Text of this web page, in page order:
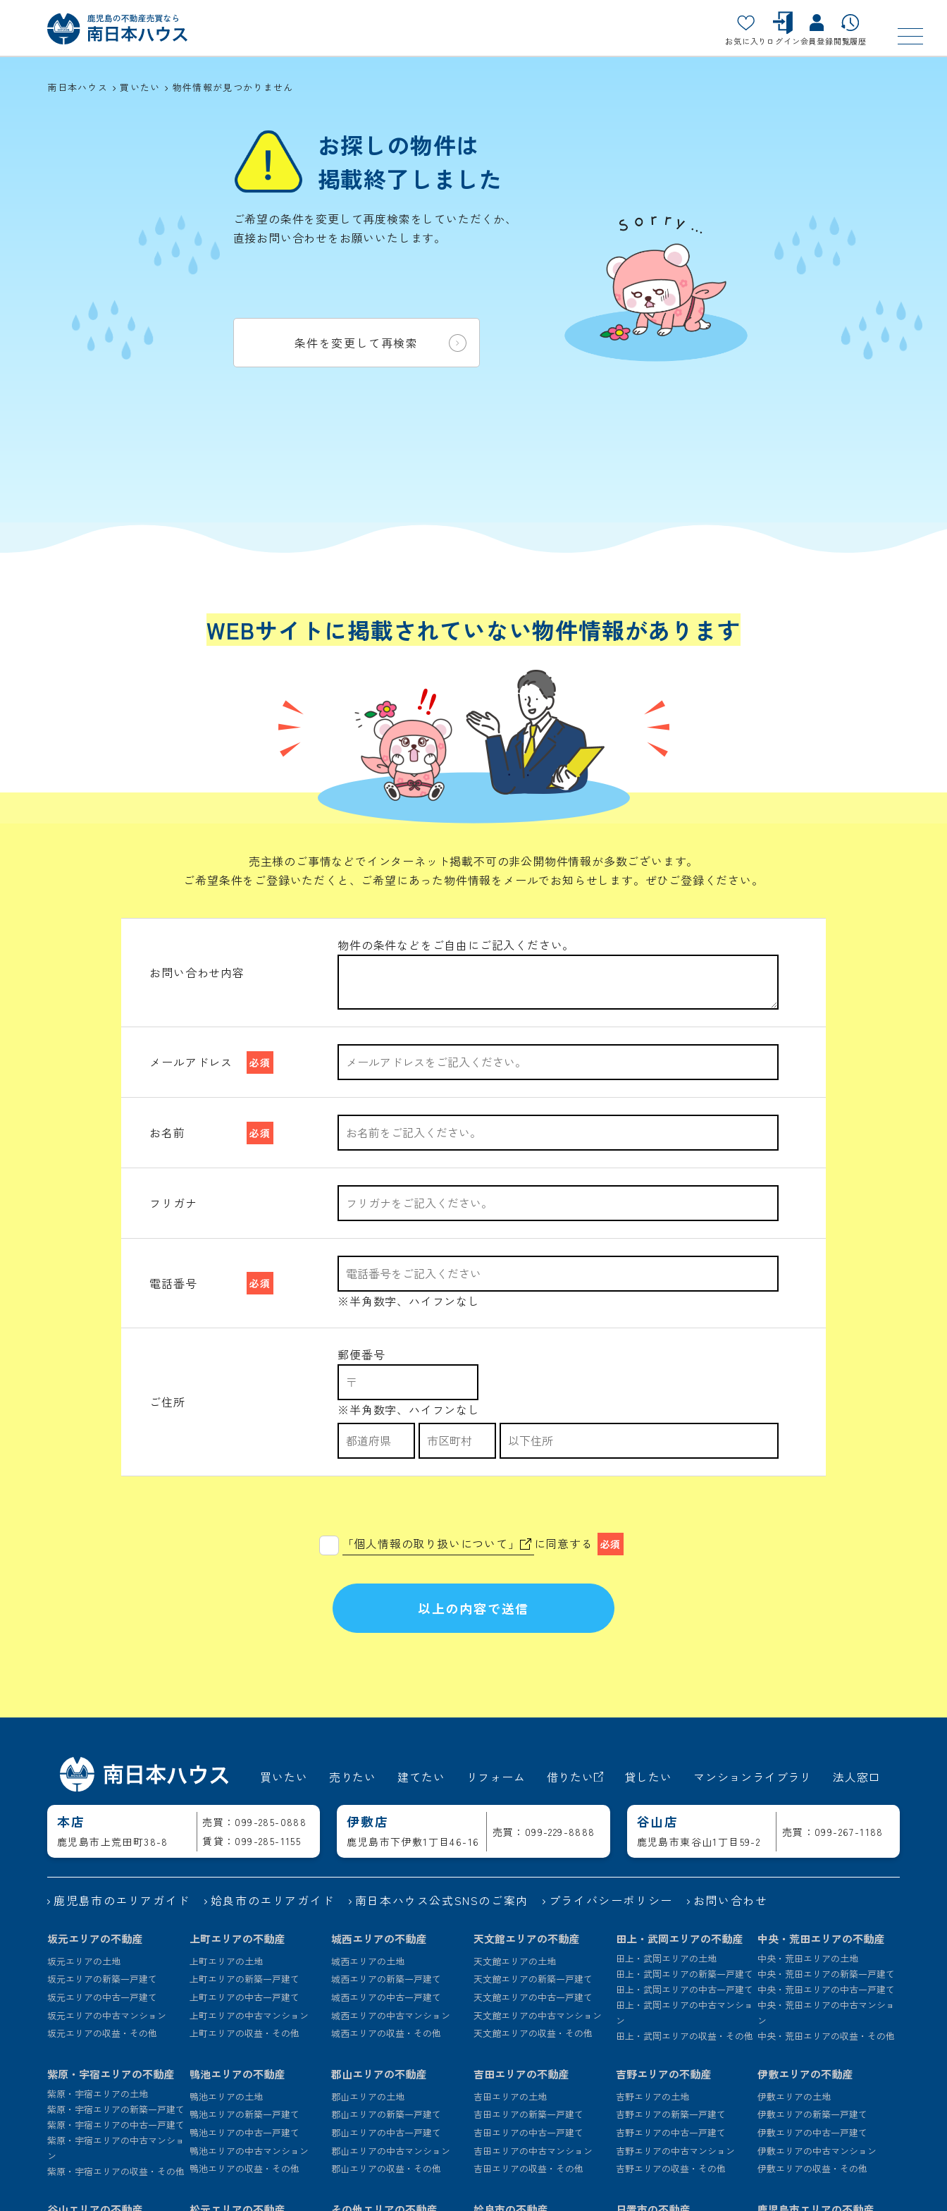
お気に入り ログイン会員登録閲覧履歴
南日本ハウス 買いたい 物件情報が見つかりません
お探しの物件は
掲載終了しました
ご希望の条件を変更して再度検索をしていただくか、
直接お問い合わせをお願いいたします。
条件を変更して再検索
WEBサイトに掲載されていない物件情報があります
売主様のご事情などでインターネット掲載不可の非公開物件情報が多数ございます。
ご希望条件をご登録いただくと、ご希望にあった物件情報をメールでお知らせします。ぜひご登録ください。
お問い合わせ内容
物件の条件などをご自由にご記入ください。
メールアドレス 必須
お名前 必須
フリガナ
電話番号 必須
※半角数字、ハイフンなし
ご住所
郵便番号
※半角数字、ハイフンなし
「個人情報の取り扱いについて」 に同意する 必須
以上の内容で送信
買いたい 売りたい 建てたい リフォーム 借りたい 貸したい マンションライブラリ 法人窓口
本店
鹿児島市上荒田町38-8
売買：099-285-0888
賃貸：099-285-1155
伊敷店
鹿児島市下伊敷1丁目46-16
売買：099-229-8888
谷山店
鹿児島市東谷山1丁目59-2
売買：099-267-1188
鹿児島市のエリアガイド 姶良市のエリアガイド 南日本ハウス公式SNSのご案内 プライバシーポリシー お問い合わせ
坂元エリアの不動産
坂元エリアの土地
坂元エリアの新築一戸建て
坂元エリアの中古一戸建て
坂元エリアの中古マンション
坂元エリアの収益・その他
上町エリアの不動産
上町エリアの土地
上町エリアの新築一戸建て
上町エリアの中古一戸建て
上町エリアの中古マンション
上町エリアの収益・その他
城西エリアの不動産
城西エリアの土地
城西エリアの新築一戸建て
城西エリアの中古一戸建て
城西エリアの中古マンション
城西エリアの収益・その他
天文館エリアの不動産
天文館エリアの土地
天文館エリアの新築一戸建て
天文館エリアの中古一戸建て
天文館エリアの中古マンション
天文館エリアの収益・その他
田上・武岡エリアの不動産
田上・武岡エリアの土地
田上・武岡エリアの新築一戸建て
田上・武岡エリアの中古一戸建て
田上・武岡エリアの中古マンショ
ン
田上・武岡エリアの収益・その他
中央・荒田エリアの不動産
中央・荒田エリアの土地
中央・荒田エリアの新築一戸建て
中央・荒田エリアの中古一戸建て
中央・荒田エリアの中古マンショ
ン
中央・荒田エリアの収益・その他
紫原・宇宿エリアの不動産
紫原・宇宿エリアの土地
紫原・宇宿エリアの新築一戸建て
紫原・宇宿エリアの中古一戸建て
紫原・宇宿エリアの中古マンショ
ン
紫原・宇宿エリアの収益・その他
鴨池エリアの不動産
鴨池エリアの土地
鴨池エリアの新築一戸建て
鴨池エリアの中古一戸建て
鴨池エリアの中古マンション
鴨池エリアの収益・その他
郡山エリアの不動産
郡山エリアの土地
郡山エリアの新築一戸建て
郡山エリアの中古一戸建て
郡山エリアの中古マンション
郡山エリアの収益・その他
吉田エリアの不動産
吉田エリアの土地
吉田エリアの新築一戸建て
吉田エリアの中古一戸建て
吉田エリアの中古マンション
吉田エリアの収益・その他
吉野エリアの不動産
吉野エリアの土地
吉野エリアの新築一戸建て
吉野エリアの中古一戸建て
吉野エリアの中古マンション
吉野エリアの収益・その他
伊敷エリアの不動産
伊敷エリアの土地
伊敷エリアの新築一戸建て
伊敷エリアの中古一戸建て
伊敷エリアの中古マンション
伊敷エリアの収益・その他